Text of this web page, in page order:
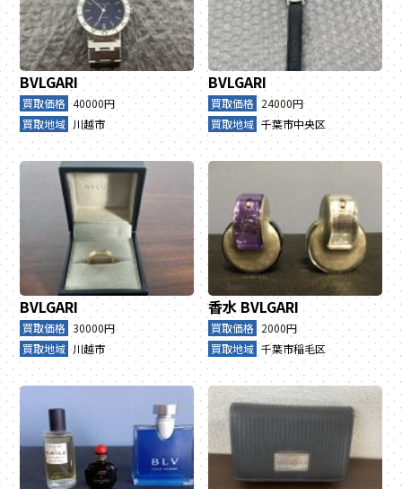
BVLGARI
買取価格 40000円
買取地域 川越市
BVLGARI
買取価格 24000円
買取地域 千葉市中央区
BVLGARI
買取価格 30000円
買取地域 川越市
香水 BVLGARI
買取価格 2000円
買取地域 千葉市稲毛区